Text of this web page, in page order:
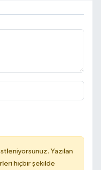
Yazılan
hiçbir şekilde